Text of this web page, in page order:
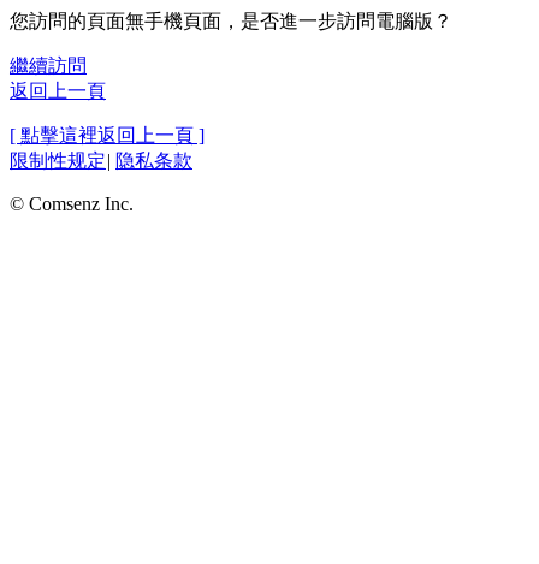
您訪問的頁面無手機頁面，是否進一步訪問電腦版？
繼續訪問
返回上一頁
[ 點擊這裡返回上一頁 ]
限制性规定| 隐私条款
© Comsenz Inc.